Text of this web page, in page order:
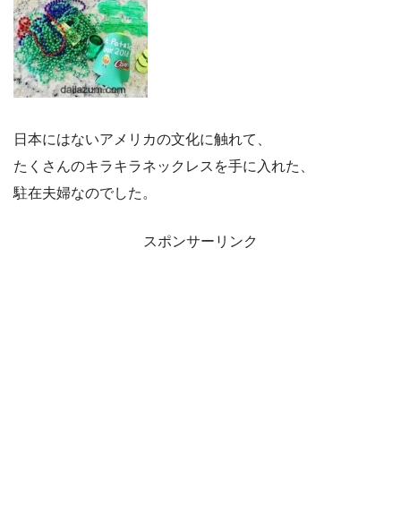
日本にはないアメリカの文化に触れて、
たくさんのキラキラネックレスを手に入れた、
駐在夫婦なのでした。
スポンサーリンク